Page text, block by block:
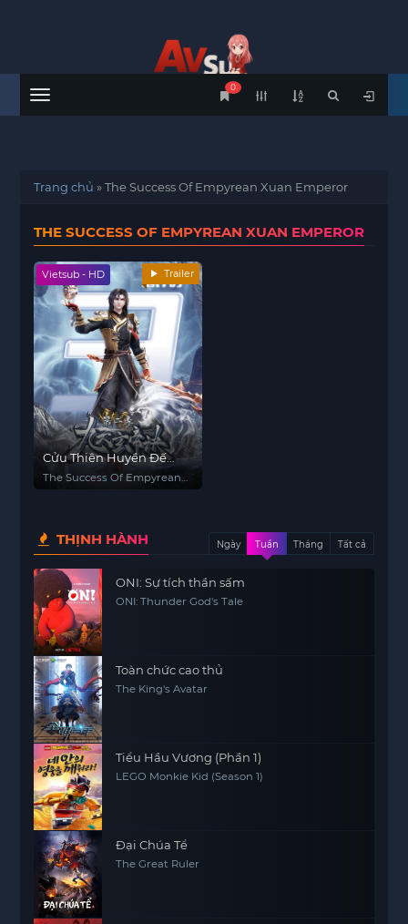
Menu
0
Trang chủ »The Success Of Empyrean Xuan Emperor
THE SUCCESS OF EMPYREAN XUAN EMPEROR
Vietsub - HD Trailer
Cửu Thiên Huyền Đế
Quyết Phần 2
The Success Of Empyrean
THỊNH HÀNH Ngày Tuần Tháng Tất cả
ONI: Sự tích thần sấm
ONI: Thunder God's Tale
Toàn chức cao thủ
The King's Avatar
Tiểu Hầu Vương (Phần 1)
LEGO Monkie Kid (Season 1)
Đại Chúa Tể
The Great Ruler